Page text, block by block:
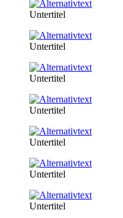
Untertitel
Untertitel
Untertitel
Untertitel
Untertitel
Untertitel
Untertitel